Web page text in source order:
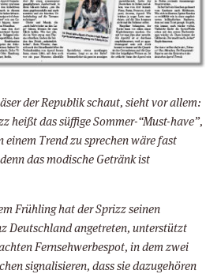
der Republik schaut, sieht vor allem:
heißt das süffige Sommer-“Must-have”,
einem Trend zu sprechen wäre fast
das modische Getränk ist
Frühling hat der Sprizz seinen
Deutschland angetreten, unterstützt
Fernsehwerbespot, in dem zwei
signalisieren, dass sie dazugehören